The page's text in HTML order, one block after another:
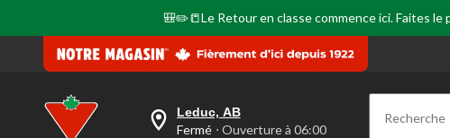
🎒✏️📒Le Retour en classe commence ici. Faites
votre
Leduc, AB
Fermé ⋅ Ouverture à 06:00 Recherche
page.